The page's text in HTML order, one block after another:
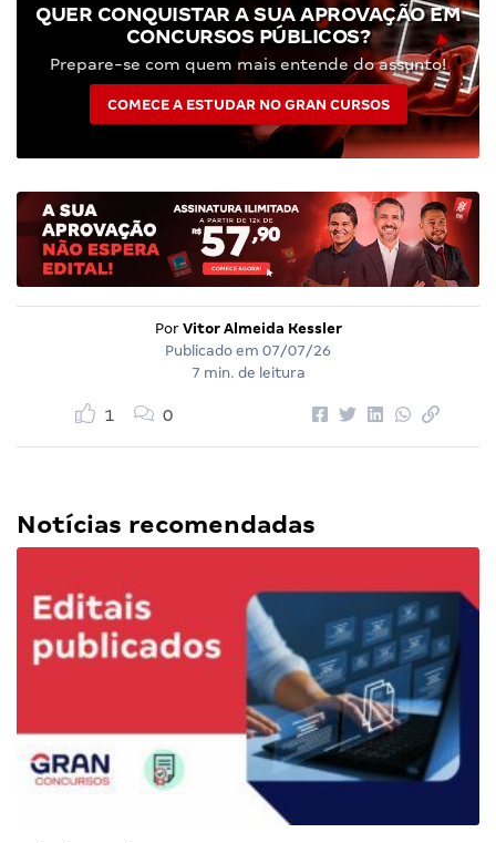
QUER CONQUISTAR A SUA APROVAÇÃO EM
CONCURSOS PÚBLICOS?
Prepare-se com quem mais entende do assunto!
COMECE A ESTUDAR NO GRAN CURSOS
Por Vitor Almeida Kessler
Publicado em 07/07/26
7 min. de leitura
1 0
Notícias recomendadas